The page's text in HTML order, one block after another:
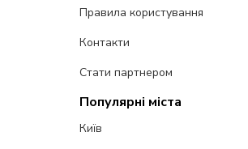
Правила користування
Контакти
Стати партнером
Популярні міста
Київ